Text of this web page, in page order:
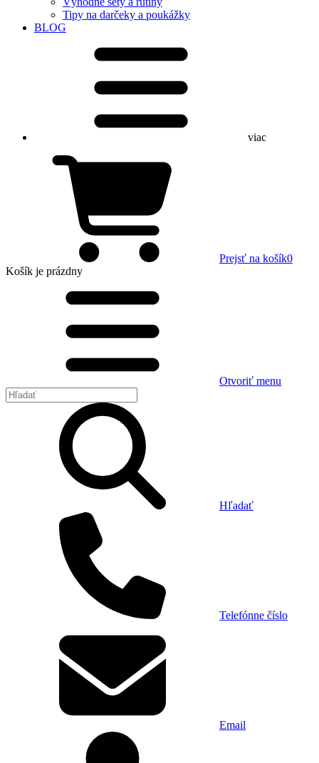
Tipy na darčeky a poukážky
BLOG
viac
Prejsť na košík0
Košík je prázdny
Otvoriť menu
Hľadať
Telefónne číslo
Email